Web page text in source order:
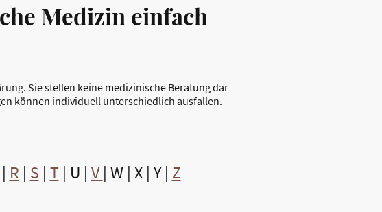
Medizin einfach
Sie stellen keine medizinische Beratung dar
können individuell unterschiedlich ausfallen.
R | S | T| U | V| W | X | Y | Z